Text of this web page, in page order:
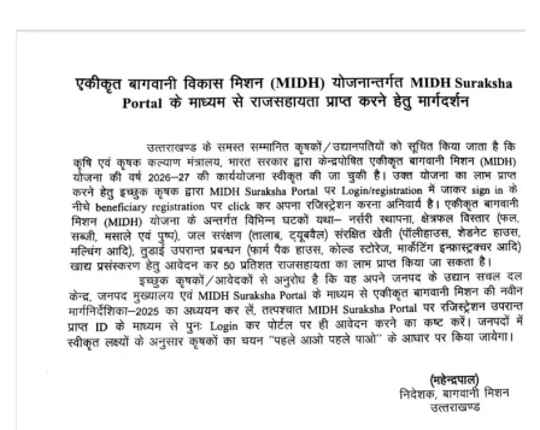
में
से
यात्रा
मार्ग
बंद,
लापता
महिला
श्रद्धालु
का
शव